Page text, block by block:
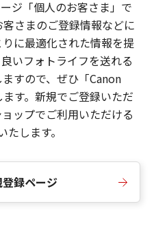
ジ「個人のお客さま」で
さまのご登録情報などに
に最適化された情報を提
いフォトライフを送れる
すので、ぜひ「Canon
す。新規でご登録いただ
ップでご利用いただける
します。
録ページ